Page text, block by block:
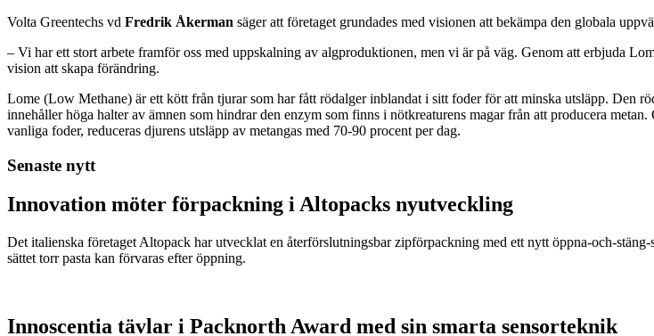
Volta Greentechs vd Fredrik Åkerman säger att företaget grundades med visionen att bekämpa den globala
– Vi har ett stort arbete framför oss med uppskalning av algproduktionen, men vi är på väg. Genom att erbjuda
vision att skapa förändring.
Lome (Low Methane) är ett kött från tjurar som har fått rödalger inblandat i sitt foder för att minska utsläpp. Den
innehåller höga halter av ämnen som hindrar den enzym som finns i nötkreaturens magar från att producera
vanliga foder, reduceras djurens utsläpp av metangas med 70-90 procent per dag.
Senaste nytt
Innovation möter förpackning i Altopacks nyutveckling
Det italienska företaget Altopack har utvecklat en återförslutningsbar zipförpackning med ett nytt öppna-och-
sättet torr pasta kan förvaras efter öppning.
Innoscentia tävlar i Packnorth Award med sin smarta sensorteknik